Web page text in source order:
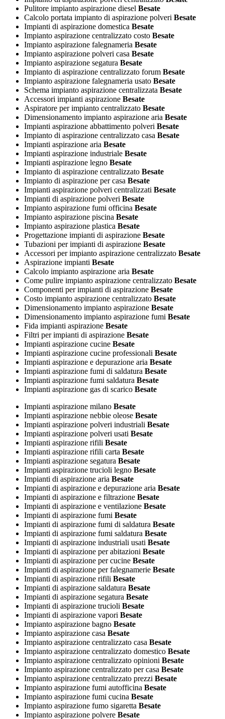
Pulitore impianto aspirazione diesel Besate
Calcolo portata impianto di aspirazione polveri Besate
Impianti di aspirazione domestica Besate
Impianto aspirazione centralizzato costo Besate
Impianto aspirazione falegnameria Besate
Impianto aspirazione polveri casa Besate
Impianto aspirazione segatura Besate
Impianto di aspirazione centralizzato forum Besate
Impianto aspirazione falegnameria usato Besate
Schema impianto aspirazione centralizzata Besate
Accessori impianti aspirazione Besate
Aspiratore per impianto centralizzato Besate
Dimensionamento impianto aspirazione aria Besate
Impianti aspirazione abbattimento polveri Besate
Impianto di aspirazione centralizzato casa Besate
Impianti aspirazione aria Besate
Impianti aspirazione industriale Besate
Impianti aspirazione legno Besate
Impianto di aspirazione centralizzato Besate
Impianto di aspirazione per casa Besate
Impianti aspirazione polveri centralizzati Besate
Impianti di aspirazione polveri Besate
Impianto aspirazione fumi officina Besate
Impianto aspirazione piscina Besate
Impianto aspirazione plastica Besate
Progettazione impianti di aspirazione Besate
Tubazioni per impianti di aspirazione Besate
Accessori per impianto aspirazione centralizzato Besate
Aspirazione impianti Besate
Calcolo impianto aspirazione aria Besate
Come pulire impianto aspirazione centralizzato Besate
Componenti per impianti di aspirazione Besate
Costo impianto aspirazione centralizzato Besate
Dimensionamento impianto aspirazione Besate
Dimensionamento impianto aspirazione fumi Besate
Fida impianti aspirazione Besate
Filtri per impianti di aspirazione Besate
Impianti aspirazione cucine Besate
Impianti aspirazione cucine professionali Besate
Impianti aspirazione e depurazione aria Besate
Impianti aspirazione fumi di saldatura Besate
Impianti aspirazione fumi saldatura Besate
Impianti aspirazione gas di scarico Besate
Impianti aspirazione milano Besate
Impianti aspirazione nebbie oleose Besate
Impianti aspirazione polveri industriali Besate
Impianti aspirazione polveri usati Besate
Impianti aspirazione rifili Besate
Impianti aspirazione rifili carta Besate
Impianti aspirazione segatura Besate
Impianti aspirazione trucioli legno Besate
Impianti di aspirazione aria Besate
Impianti di aspirazione e depurazione aria Besate
Impianti di aspirazione e filtrazione Besate
Impianti di aspirazione e ventilazione Besate
Impianti di aspirazione fumi Besate
Impianti di aspirazione fumi di saldatura Besate
Impianti di aspirazione fumi saldatura Besate
Impianti di aspirazione industriali usati Besate
Impianti di aspirazione per abitazioni Besate
Impianti di aspirazione per cucine Besate
Impianti di aspirazione per falegnamerie Besate
Impianti di aspirazione rifili Besate
Impianti di aspirazione saldatura Besate
Impianti di aspirazione segatura Besate
Impianti di aspirazione trucioli Besate
Impianti di aspirazione vapori Besate
Impianto aspirazione bagno Besate
Impianto aspirazione casa Besate
Impianto aspirazione centralizzato casa Besate
Impianto aspirazione centralizzato domestico Besate
Impianto aspirazione centralizzato opinioni Besate
Impianto aspirazione centralizzato per casa Besate
Impianto aspirazione centralizzato prezzi Besate
Impianto aspirazione fumi autofficina Besate
Impianto aspirazione fumi cucina Besate
Impianto aspirazione fumo sigaretta Besate
Impianto aspirazione polvere Besate